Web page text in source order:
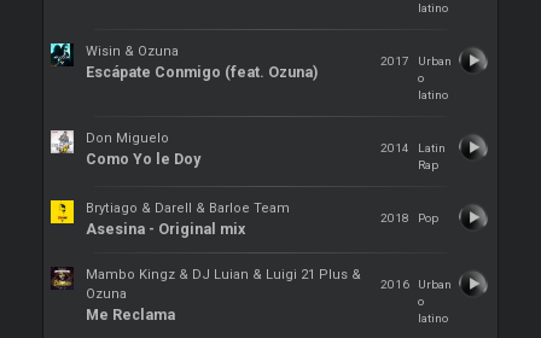
latino
Wisin & Ozuna
Escápate Conmigo (feat. Ozuna)
2017
Urban
o
latino
Don Miguelo
Como Yo le Doy
2014
Latin
Rap
Brytiago & Darell & Barloe Team
Asesina - Original mix
2018 Pop
Mambo Kingz & DJ Luian & Luigi 21 Plus &
Ozuna
Me Reclama
2016
Urban
o
latino